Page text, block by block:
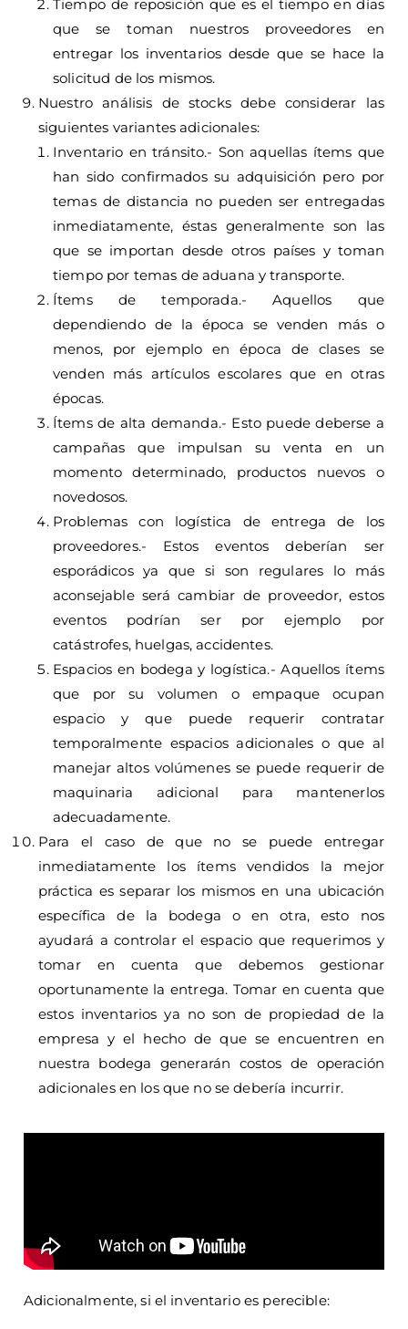
Tiempo de reposición que es el tiempo en días
que se toman nuestros proveedores en
entregar los inventarios desde que se hace la
solicitud de los mismos.
Nuestro análisis de stocks debe considerar las
siguientes variantes adicionales:
Inventario en tránsito.- Son aquellas ítems que
han sido confirmados su adquisición pero por
temas de distancia no pueden ser entregadas
inmediatamente, éstas generalmente son las
que se importan desde otros países y toman
tiempo por temas de aduana y transporte.
Ítems de temporada.- Aquellos que
dependiendo de la época se venden más o
menos, por ejemplo en época de clases se
venden más artículos escolares que en otras
épocas.
Ítems de alta demanda.- Esto puede deberse a
campañas que impulsan su venta en un
momento determinado, productos nuevos o
novedosos.
Problemas con logística de entrega de los
proveedores.- Estos eventos deberían ser
esporádicos ya que si son regulares lo más
aconsejable será cambiar de proveedor, estos
eventos podrían ser por ejemplo por
catástrofes, huelgas, accidentes.
Espacios en bodega y logística.- Aquellos ítems
que por su volumen o empaque ocupan
espacio y que puede requerir contratar
temporalmente espacios adicionales o que al
manejar altos volúmenes se puede requerir de
maquinaria adicional para mantenerlos
adecuadamente.
Para el caso de que no se puede entregar
inmediatamente los ítems vendidos la mejor
práctica es separar los mismos en una ubicación
específica de la bodega o en otra, esto nos
ayudará a controlar el espacio que requerimos y
tomar en cuenta que debemos gestionar
oportunamente la entrega. Tomar en cuenta que
estos inventarios ya no son de propiedad de la
empresa y el hecho de que se encuentren en
nuestra bodega generarán costos de operación
adicionales en los que no se debería incurrir.
Adicionalmente, si el inventario es perecible: